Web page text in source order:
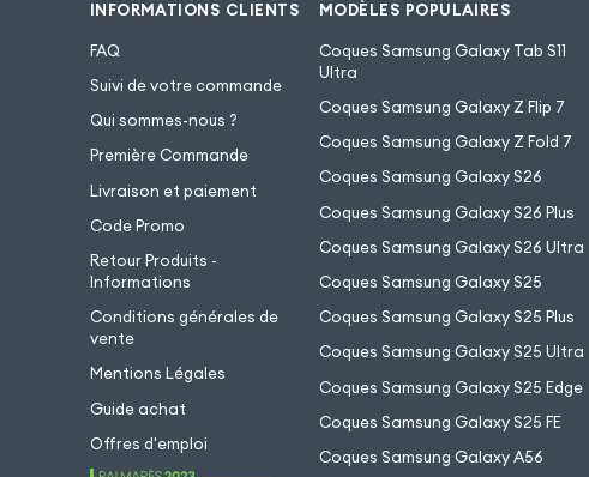
INFORMATIONS CLIENTS
FAQ
Suivi de votre commande
Qui sommes-nous ?
Première Commande
Livraison et paiement
Code Promo
Retour Produits -
Informations
Conditions générales de
vente
Mentions Légales
Guide achat
Offres d'emploi
MODÈLES POPULAIRES
Coques Samsung Galaxy Tab S11
Ultra
Coques Samsung Galaxy Z Flip 7
Coques Samsung Galaxy Z Fold 7
Coques Samsung Galaxy S26
Coques Samsung Galaxy S26 Plus
Coques Samsung Galaxy S26 Ultra
Coques Samsung Galaxy S25
Coques Samsung Galaxy S25 Plus
Coques Samsung Galaxy S25 Ultra
Coques Samsung Galaxy S25 Edge
Coques Samsung Galaxy S25 FE
Coques Samsung Galaxy A56